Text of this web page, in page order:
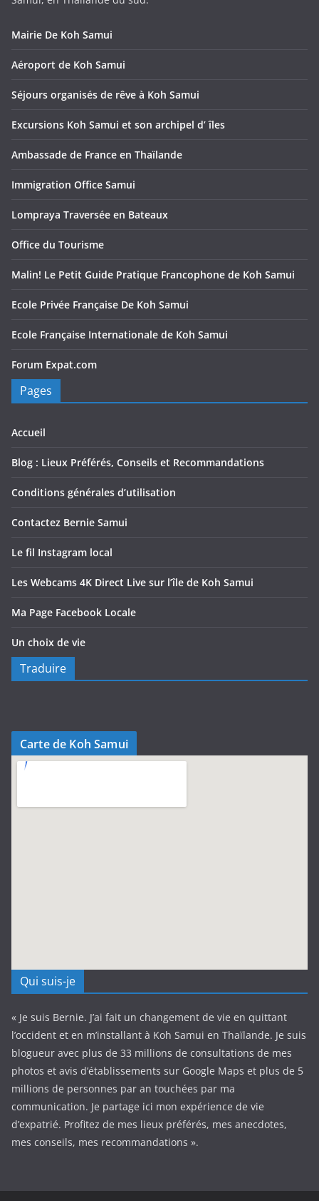
Mairie De Koh Samui
Aéroport de Koh Samui
Séjours organisés de rêve à Koh Samui
Excursions Koh Samui et son archipel d’ îles
Ambassade de France en Thaïlande
Immigration Office Samui
Lompraya Traversée en Bateaux
Office du Tourisme
Malin! Le Petit Guide Pratique Francophone de Koh Samui
Ecole Privée Française De Koh Samui
Ecole Française Internationale de Koh Samui
Forum Expat.com
Pages
Accueil
Blog : Lieux Préférés, Conseils et Recommandations
Conditions générales d’utilisation
Contactez Bernie Samui
Le fil Instagram local
Les Webcams 4K Direct Live sur l’île de Koh Samui
Ma Page Facebook Locale
Un choix de vie
Traduire
Carte de Koh Samui
Qui suis-je
« Je suis Bernie. J’ai fait un changement de vie en quittant
l’occident et en m’installant à Koh Samui en Thaïlande. Je suis
blogueur avec plus de 33 millions de consultations de mes
photos et avis d’établissements sur Google Maps et plus de 5
millions de personnes par an touchées par ma
communication. Je partage ici mon expérience de vie
d’expatrié. Profitez de mes lieux préférés, mes anecdotes,
mes conseils, mes recommandations ».